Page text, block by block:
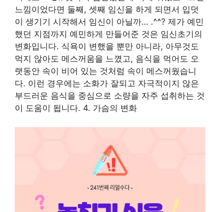
느낌이었다면 둘째, 셋째 임신을 하게 되면서 입덧
이 생기기 시작해서 임신이 아닐까… .^^? 제가 예민
했던 지점까지 예민하게 만들어준 것은 임신초기의
변화입니다. 식욕이 변했을 뿐만 아니라, 아무것도
먹지 않아도 메스꺼움을 느꼈고, 음식을 먹어도 오
랫동안 속이 비어 있는 것처럼 속이 메스꺼웠습니
다. 이런 경우에는 소화가 잘되고 자극적이지 않은
부드러운 음식을 중심으로 소량을 자주 섭취하는 것
이 도움이 됩니다. 4. 가슴의 변화